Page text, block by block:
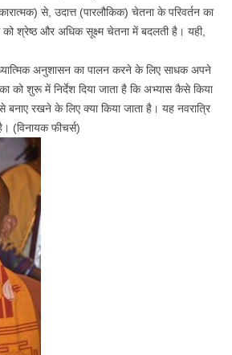
से, उदात्त (पारलौकिक) चेतना के परिवर्तन का
श्रेष्ठ और अधिक सूक्ष्म चेतना में बदलती है। यही,
अनुशासन का पालन करने के लिए साधक अपने
को शुरू में निर्देश दिया जाता है कि अभ्यास कैसे किया
रखने के लिए क्या किया जाता है। यह नवरात्रि
(विनायक फीचर्स)